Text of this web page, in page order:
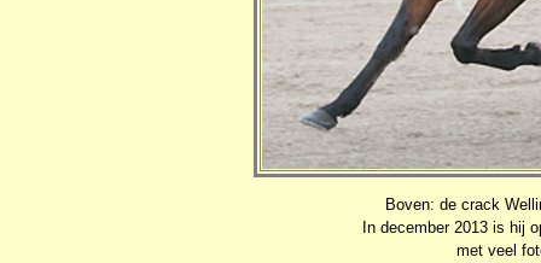
Boven: de crack
In december 2013 is hij
met veel